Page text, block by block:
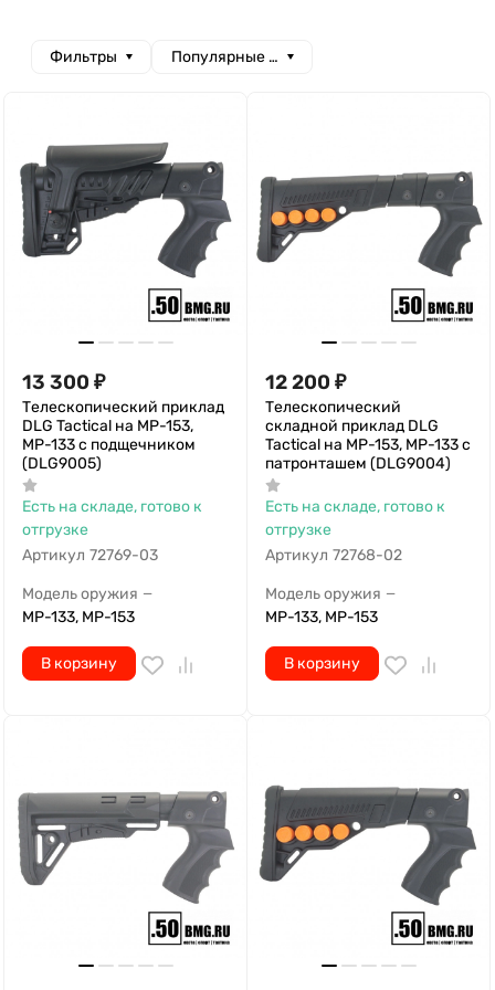
Фильтры Популярные сначала
13 300 ₽
Телескопический приклад
DLG Tactical на МР-153,
МР-133 с подщечником
(DLG9005)
Есть на складе, готово к
отгрузке
Артикул 72769-03
Модель оружия —
МР-133, МР-153
В корзину
12 200 ₽
Телескопический
складной приклад DLG
Tactical на МР-153, МР-133 с
патронташем (DLG9004)
Есть на складе, готово к
отгрузке
Артикул 72768-02
Модель оружия —
МР-133, МР-153
В корзину